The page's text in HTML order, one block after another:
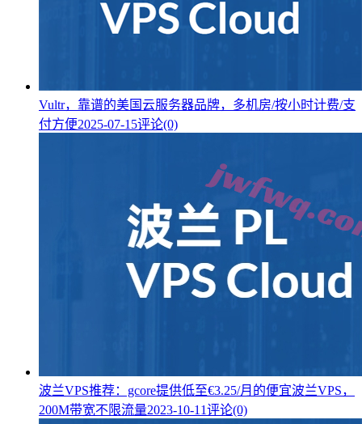
Vultr，靠谱的美国云服务器品牌，多机房/按小时计费/支
付方便2025-07-15评论(0)
波兰VPS推荐：gcore提供低至€3.25/月的便宜波兰VPS，
200M带宽不限流量2023-10-11评论(0)